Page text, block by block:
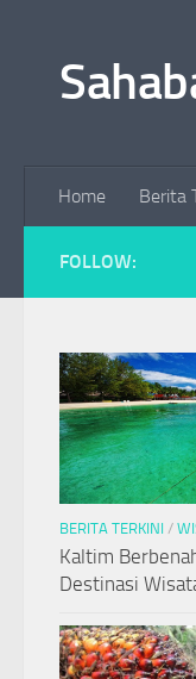
Home Berita
FOLLOW:
BERITA TERKINI /
Kaltim
Destinasi